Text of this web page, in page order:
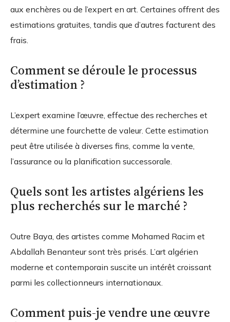
aux enchères ou de l’expert en art. Certaines offrent des
estimations gratuites, tandis que d’autres facturent des
frais.
Comment se déroule le processus
d’estimation ?
L’expert examine l’œuvre, effectue des recherches et
détermine une fourchette de valeur. Cette estimation
peut être utilisée à diverses fins, comme la vente,
l’assurance ou la planification successorale.
Quels sont les artistes algériens les
plus recherchés sur le marché ?
Outre Baya, des artistes comme Mohamed Racim et
Abdallah Benanteur sont très prisés. L’art algérien
moderne et contemporain suscite un intérêt croissant
parmi les collectionneurs internationaux.
Comment puis-je vendre une œuvre